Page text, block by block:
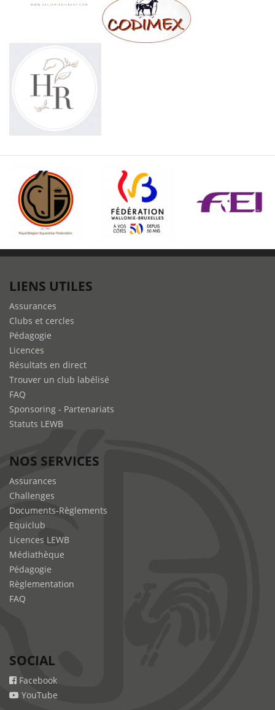
LIENS UTILES
Assurances
Clubs et cercles
Pédagogie
Licences
Résultats en direct
Trouver un club labélisé
FAQ
Sponsoring - Partenariats
Statuts LEWB
NOS SERVICES
Assurances
Challenges
Documents-Règlements
Equiclub
Licences LEWB
Médiathèque
Pédagogie
Règlementation
FAQ
SOCIAL
Facebook
YouTube